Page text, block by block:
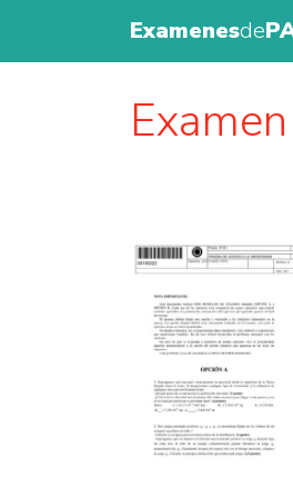
Examenesde